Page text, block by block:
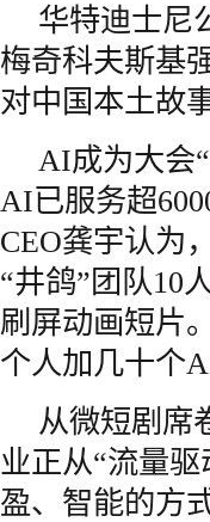
华特迪士尼
梅奇科夫斯基
对中国本土故
AI成为大会
AI已服务超
CEO龚宇认为
“井鸽”团队10
刷屏动画短片
个人加几十个
从微短剧席
业正从“流量
盈、智能的方